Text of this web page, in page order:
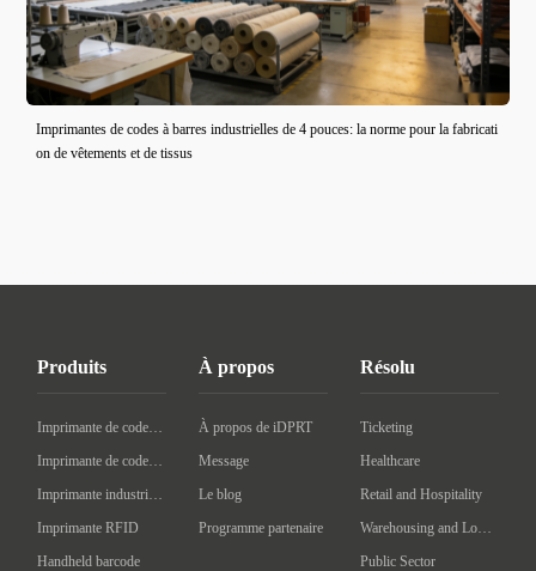
Imprimantes de codes à barres industrielles de 4 pouces: la norme pour la fabricati
on de vêtements et de tissus
Produits
Imprimante de codes à barres de bureau
Imprimante de codes à barres mobile
Imprimante industrielle de codes à barres
Imprimante RFID
Handheld barcode
À propos
À propos de iDPRT
Message
Le blog
Programme partenaire
Résolu
Ticketing
Healthcare
Retail and Hospitality
Warehousing and Logistics
Public Sector